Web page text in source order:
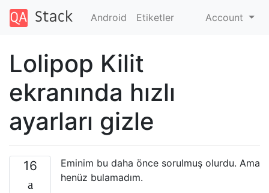
Android Etiketler Account
Lolipop Kilit
ekranında hızlı
ayarları gizle
16
Eminim bu daha önce sorulmuş olurdu. Ama
henüz bulamadım.